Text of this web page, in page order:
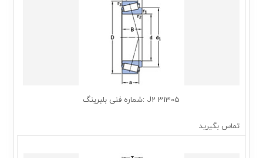
31305 J2 :شماره فنی بلبرینگ
تماس بگیرید